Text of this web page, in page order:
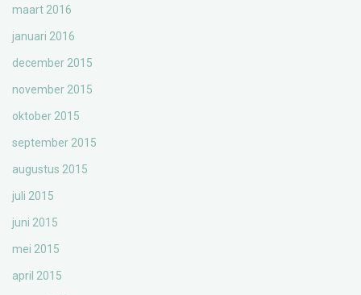
maart 2016
januari 2016
december 2015
november 2015
oktober 2015
september 2015
augustus 2015
juli 2015
juni 2015
mei 2015
april 2015